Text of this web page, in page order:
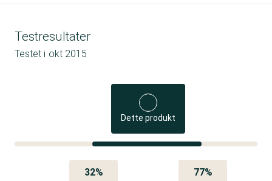
Testresultater
Testet i okt 2015
Dette produkt
32% 77%